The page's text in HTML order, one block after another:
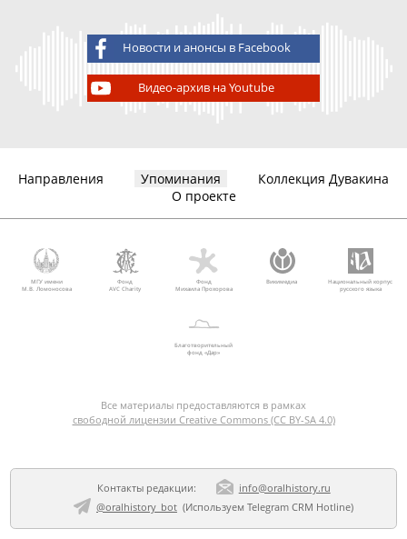
Новости и анонсы в Facebook
Видео-архив на Youtube
Направления Упоминания
Коллекция Дувакина
О проекте
МГУ имени
М.В. Ломоносова
Фонд
AVC Charity
Фонд
Михаила Прохорова
Викимедиа
Национальный корпус
русского языка
Благотворительный
фонд «Дар»
Все материалы предоставляются в рамках
свободной лицензии Creative Commons (CC BY-SA 4.0)
Контакты редакции:
info@oralhistory.ru
@oralhistory_bot(Используем Telegram CRM Hotline)